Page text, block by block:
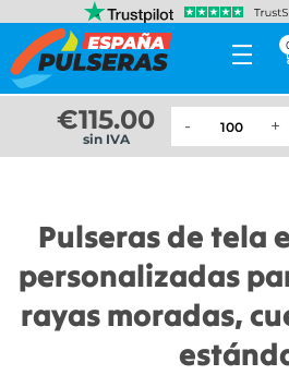
€115.00
sin IVA
Pulseras de tela
personalizadas
rayas moradas,